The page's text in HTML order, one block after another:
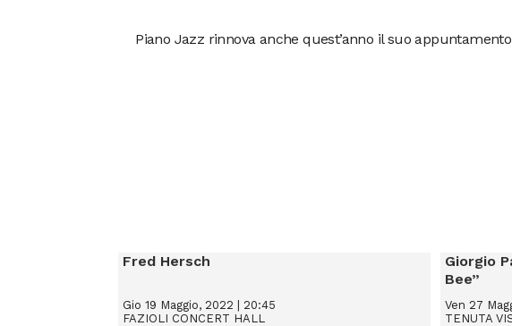
Piano Jazz rinnova anche quest’anno il suo
Fred Hersch
Gio 19 Maggio, 2022 | 20:45
FAZIOLI CONCERT HALL
Giorgio
Bee”
Ven 27
TENUTA